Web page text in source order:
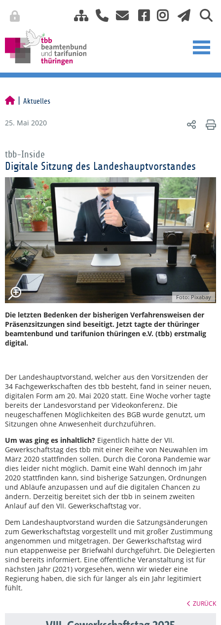
Aktuelles
25. Mai 2020
tbb-Inside
Digitale Sitzung des Landeshauptvorstandes
Foto: Pixabay
Die letzten Bedenken der bisherigen Verfahrensweisen der
Präsenzsitzungen sind beseitigt. Jetzt tagte der thüringer
beamtenbund und tarifunion thüringen e.V. (tbb) erstmalig
digital.
Der Landeshauptvorstand, welcher aus den Vorsitzenden der
34 Fachgewerkschaften des tbb besteht, fand in seiner neuen,
digitalen Form am 20. Mai 2020 statt. Eine Woche vorher tagte
bereits der Landesvorstand per Videokonferenz. Die
neugeschaffenen Möglichkeiten des BGB wurde genutzt, um
Sitzungen ohne Anwesenheit durchzuführen.
Um was ging es inhaltlich? Eigentlich hätte der VII.
Gewerkschaftstag des tbb mit einer Reihe von Neuwahlen im
März 2020 stattfinden sollen. Durch die Corona Pandemie war
dies leider nicht möglich. Damit eine Wahl dennoch im Jahr
2020 stattfinden kann, sind bisherige Satzungen, Ordnungen
und Abläufe anzupassen und auf die digitalen Chancen zu
ändern. Derzeitig bereitet sich der tbb in seinem zweiten
Anlauf auf den VII. Gewerkschaftstag vor.
Dem Landeshauptvorstand wurden die Satzungsänderungen
zum Gewerkschaftstag vorgestellt und mit großer Zustimmung
angenommen und mitgetragen. Der Gewerkschaftstag wird
nun etappenweise per Briefwahl durchgeführt. Die Delegierten
sind bereits informiert. Eine öffentliche Veranstaltung ist für
nächsten Jahr (2021) vorgesehen, wenn wir wieder eine
Regierung haben, die sich für länger als ein Jahr legitimiert
fühlt.
ZURÜCK